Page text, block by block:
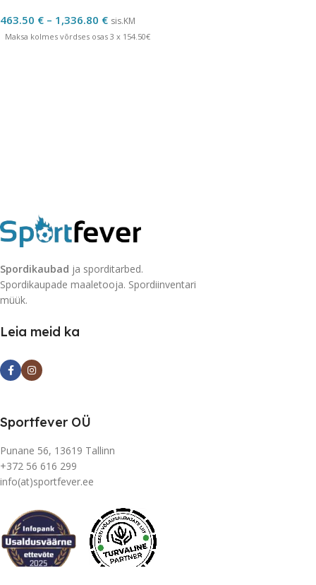
463.50 € – 1,336.80 € sis.KM
Maksa kolmes võrdses osas 3 x 154.50€
Spordikaubad ja sporditarbed.
Spordikaupade maaletooja. Spordiinventari
müük.
Leia meid ka
Sportfever OÜ
Punane 56, 13619 Tallinn
+372 56 616 299
info(at)sportfever.ee